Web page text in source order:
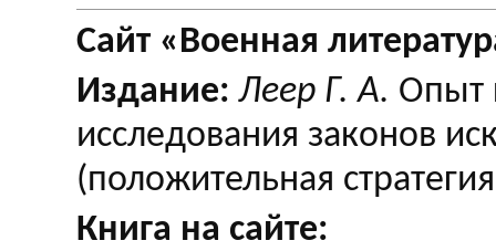
Сайт «Военная
Издание: Леер Г. А. Опыт
исследования законов
(положительная
Книга на сайте: